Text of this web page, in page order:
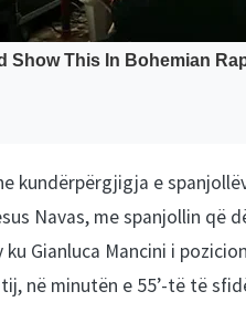
kundërpërgjigja e
Navas, me spanjollin që
ku Gianluca Mancini i
në minutën e 55’-të të